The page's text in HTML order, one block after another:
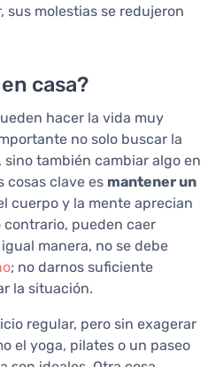
molestias se redujeron
casa?
hacer la vida muy
no solo buscar la
también cambiar algo en
cosas clave es mantener un
cuerpo y la mente aprecian
contrario, pueden caer
manera, no se debe
; no darnos suficiente
la situación.
regular, pero sin exagerar
el yoga, pilates o un paseo